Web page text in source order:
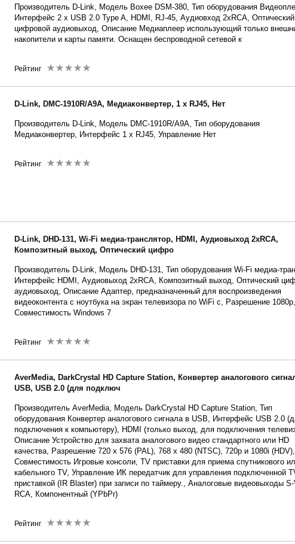
Производитель D-Link, Модель Boxee DSM-380, Тип оборудования
Интерфейс 2 x USB 2.0 Type A, HDMI, RJ-45, Аудиовход 2xRCA, Оптический
цифровой аудиовыход, Описание Медиаплеер использующий только
накопители и карты памяти. Оснащен беспроводной сетевой к
Рейтинг
D-Link, DMC-1910R/A9A, Медиаконвертер, 1 x RJ45, Нет
Производитель D-Link, Модель DMC-1910R/A9A, Тип оборудования
Медиаконвертер, Интерфейс 1 x RJ45, Управление Нет
Рейтинг
D-Link, DHD-131, Wi-Fi медиа-транслятор, HDMI, Аудиовыход 2xRCA,
Композитный выход, Оптический цифро
Производитель D-Link, Модель DHD-131, Тип оборудования Wi-Fi медиа-
Интерфейс HDMI, Аудиовыход 2xRCA, Композитный выход, Оптический
аудиовыход, Описание Адаптер, предназначенный для воспроизведения
видеоконтента с ноутбука на экран телевизора по WiFi с, Разрешение 1080p,
Совместимость Windows 7
Рейтинг
AverMedia, DarkCrystal HD Capture Station, Конвертер аналогового
USB, USB 2.0 (для подключ
Производитель AverMedia, Модель DarkCrystal HD Capture Station, Тип
оборудования Конвертер аналогового сигнала в USB, Интерфейс USB 2.0
подключения к компьютеру), HDMI (только выход, для подключения
Описание Устройство для захвата аналогового видео стандартного или HD
качества, Разрешение 720 x 576 (PAL), 768 x 480 (NTSC), 720p и 1080i (HDV),
Совместимость Игровые консоли, TV приставки для приема спутникового
кабельного TV, Управление ИК передатчик для управления подключенной
приставкой (IR Blaster) при записи по таймеру., Аналоговые видеовыходы
RCA, Компонентный (YPbPr)
Рейтинг